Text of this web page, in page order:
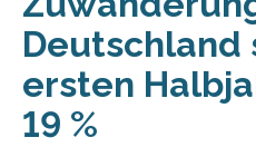
Deutschland
ersten
19 %